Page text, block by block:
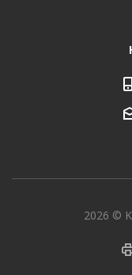
2026 ©